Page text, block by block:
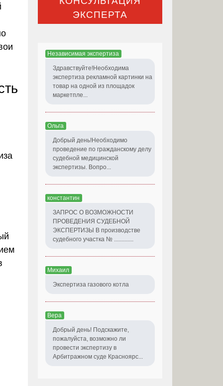
ЭКСПЕРТА
Независимая экспертиза
Здравствуйте!Необходима
экспертиза рекламной картинки на
товар на одной из площадок
маркетпле...
Ольга
Добрый день!Необходимо
проведение по гражданскому делу
судебной медицинской
экспертизы. Вопро...
константин
ЗАПРОС О ВОЗМОЖНОСТИ
ПРОВЕДЕНИЯ СУДЕБНОЙ
ЭКСПЕРТИЗЫ В производстве
судебного участка № .............
Михаил
Экспертиза газового котла
Вера
Добрый день! Подскажите,
пожалуйста, возможно ли
провести экспертизу в
Арбитражном суде Красноярс...